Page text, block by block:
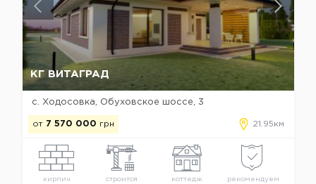
КГ ВИТАГРАД
с. Ходосовка, Обуховское шоссе, 3
от 7 570 000 грн 21.95км
кирпич строится коттедж рекомендуем
Да, удалить